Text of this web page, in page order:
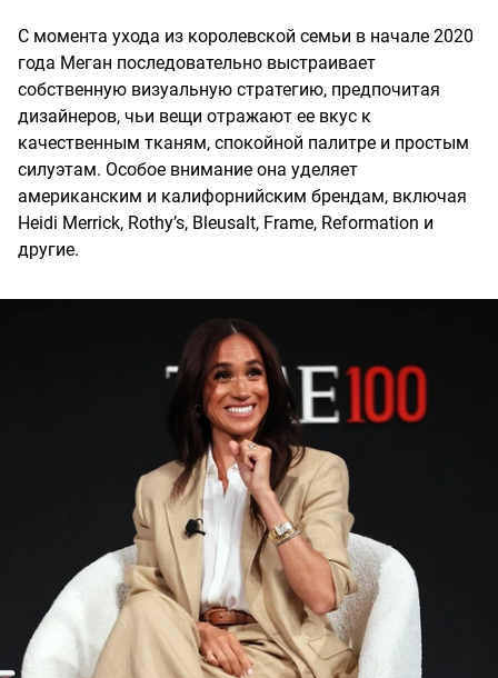
С момента ухода из королевской семьи в начале 2020
года Меган последовательно выстраивает
собственную визуальную стратегию, предпочитая
дизайнеров, чьи вещи отражают ее вкус к
качественным тканям, спокойной палитре и простым
силуэтам. Особое внимание она уделяет
американским и калифорнийским брендам, включая
Heidi Merrick, Rothy’s, Bleusalt, Frame, Reformation и
другие.